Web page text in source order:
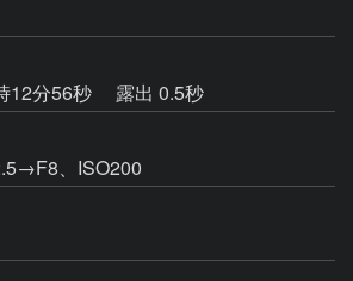
12分56秒
露出 0.5秒
、ISO200